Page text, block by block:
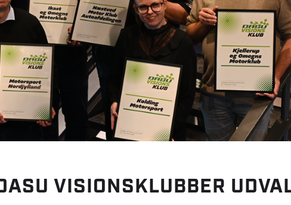
VISIONSKLUBBER